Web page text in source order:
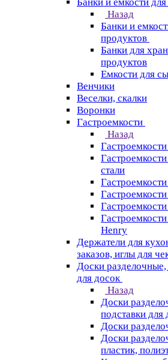
Назад
Банки и
продуктов
Банки для
продуктов
Емкости для
Венчики
Веселки, скалки
Воронки
Гастроемкости
Назад
Гастроемкости
стали
Henry
Держатели для
заказов, иглы для
Доски
для досок
Назад
Доски
подставки для
Доски
Доски
пластик,